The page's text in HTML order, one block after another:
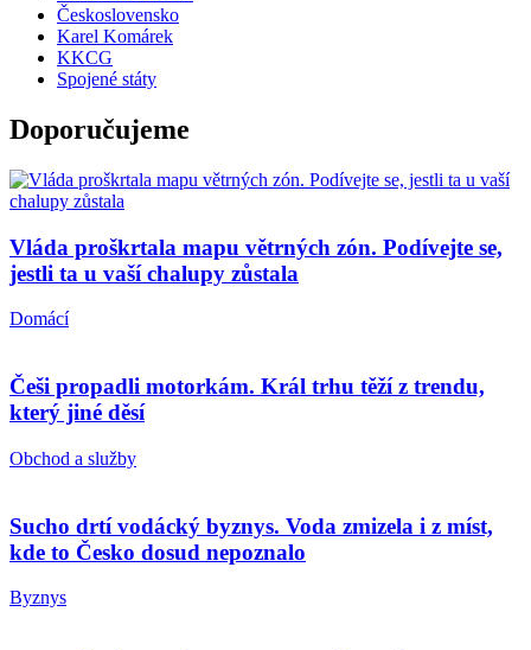
Československo
Karel Komárek
KKCG
Spojené státy
Doporučujeme
Vláda proškrtala mapu větrných zón. Podívejte se,
jestli ta u vaší chalupy zůstala
Domácí
Češi propadli motorkám. Král trhu těží z trendu,
který jiné děsí
Obchod a služby
Sucho drtí vodácký byznys. Voda zmizela i z míst,
kde to Česko dosud nepoznalo
Byznys